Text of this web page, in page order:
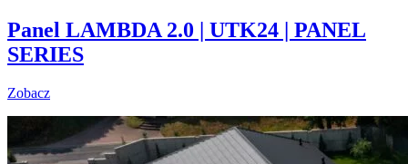
Panel LAMBDA 2.0 | UTK24 | PANEL
SERIES
Zobacz